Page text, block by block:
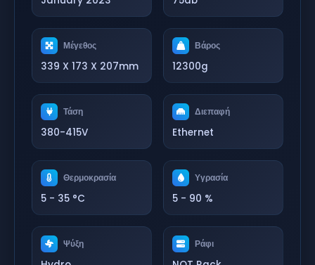
Μέγεθος
339 X 173 X 207mm
Βάρος
12300g
Τάση
380-415V
Διεπαφή
Ethernet
Θερμοκρασία
5 - 35 °C
Υγρασία
5 - 90 %
Ψύξη Ράφι